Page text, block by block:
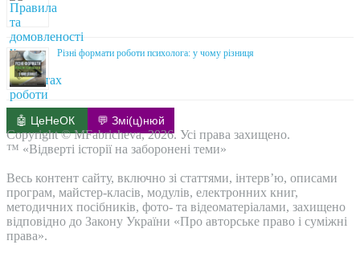
Різні формати роботи психолога: у чому різниця
🤖 ЦеНеОК 💬 Змі(ц)нюй
Copyright © MFabricheva, 2026. Усі права захищено.
™ «Відверті історії на заборонені теми»
Весь контент сайту, включно зі статтями, інтерв’ю, описами
програм, майстер-класів, модулів, електронних книг,
методичних посібників, фото- та відеоматеріалами, захищено
відповідно до Закону України «Про авторське право і суміжні
права».